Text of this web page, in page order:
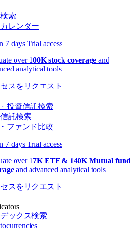
索
レンダー
7 days Trial access
over 100K stock coverage and
analytical tools
スをリクエスト
投資信託検索
託検索
ファンド比較
7 days Trial access
over 17K ETF & 140K Mutual fund
and advanced analytical tools
スをリクエスト
ックス検索